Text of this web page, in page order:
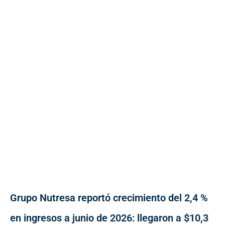
Grupo Nutresa reportó crecimiento del 2,4 %
en ingresos a junio de 2026: llegaron a $10,3